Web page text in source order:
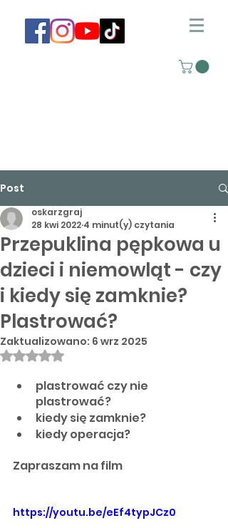
Post
Przepuklina pępkowa u
dzieci i niemowląt - czy
i kiedy się zamknie?
Plastrować?
oskarzgraj
28 kwi 2022 4 minut(y) czytania
Zaktualizowano: 6 wrz 2025
Oceniono na NaN z 5 gwiazdek.
plastrować czy nie
plastrować?
kiedy się zamknie?
kiedy operacja?
Zapraszam na film
https://youtu.be/eEf4typJCz0